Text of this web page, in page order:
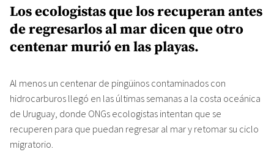
Los ecologistas que los recuperan antes
de regresarlos al mar dicen que otro
centenar murió en las playas.
Al menos un centenar de pingüinos contaminados con
hidrocarburos llegó en las últimas semanas a la costa oceánica
de Uruguay, donde ONGs ecologistas intentan que se
recuperen para que puedan regresar al mar y retomar su ciclo
migratorio.